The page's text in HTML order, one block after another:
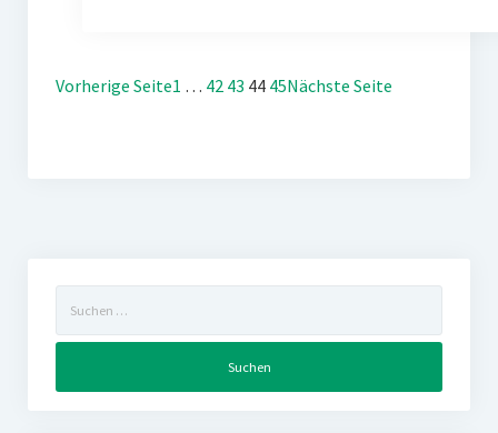
Vorherige Seite1 … 42 43 44 45Nächste Seite
nach: